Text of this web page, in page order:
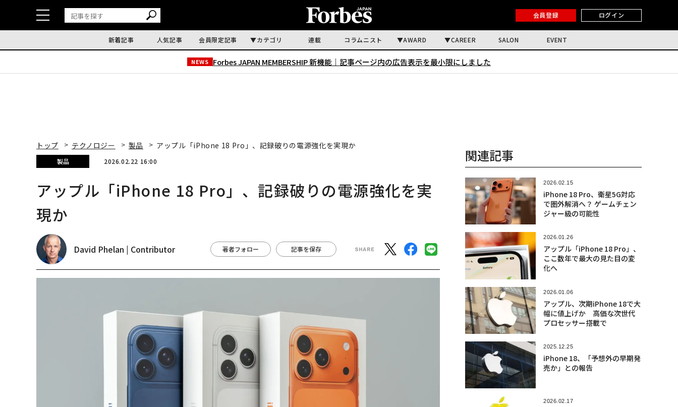
会員登録 ログイン
新着記事 人気記事 会員限定記事 カテゴリ 連載 コラムニスト AWARD CAREER SALON EVENT
NEWS Forbes JAPAN MEMBERSHIP 新機能｜ 記事ページ内の広告表示を最小限にしました
トップ テクノロジー 製品 アップル「iPhone 18 Pro」、記録破りの電源強化を実現か
製品 2026.02.22 16:00
アップル「iPhone 18 Pro」、記録破りの電源強化を実
現か
David Phelan | Contributor 著者フォロー 記事を保存
関連記事
2026.02.15
iPhone 18 Pro、衛星5G対応
で圏外解消へ？ ゲームチェン
ジャー級の可能性
2026.01.26
アップル「iPhone 18 Pro」、
ここ数年で最大の見た目の変
化へ
2026.01.06
アップル、次期iPhone 18で大
幅に値上げか 高価な次世代
プロセッサー搭載で
2025.12.25
iPhone 18、「予想外の早期発
売か」との報告
2026.02.17